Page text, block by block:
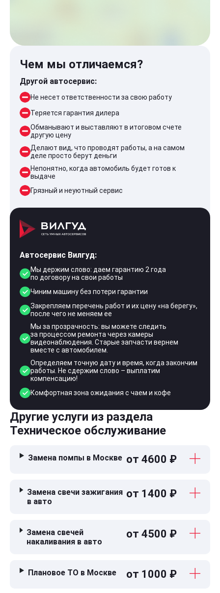
Чем мы отличаемся?
Другой автосервис:
Не несет ответственности за свою работу
Теряется гарантия дилера
Обманывают и выставляют в итоговом счете
другую цену
Делают вид, что проводят работы, а на самом
деле просто берут деньги
Непонятно, когда автомобиль будет готов к
выдаче
Грязный и неуютный сервис
Автосервис Вилгуд:
Мы держим слово: даем гарантию 2 года
по договору на свои работы
Чиним машину без потери гарантии
Закрепляем перечень работ и их цену «на берегу»,
после чего не меняем ее
Мы за прозрачность: вы можете следить
за процессом ремонта через камеры
видеонаблюдения. Старые запчасти вернем
вместе с автомобилем.
Определяем точную дату и время, когда закончим
работы. Не сдержим слово – выплатим
компенсацию!
Комфортная зона ожидания с чаем и кофе
Другие услуги из раздела
Техническое обслуживание
Замена помпы в Москве от 4600 ₽
Замена свечи зажигания
в авто
от 1400 ₽
Замена свечей
накаливания в авто
от 4500 ₽
Плановое ТО в Москве от 1000 ₽